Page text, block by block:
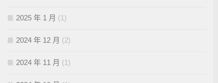
2025 年 1 月 (1)
2024 年 12 月 (2)
2024 年 11 月 (1)